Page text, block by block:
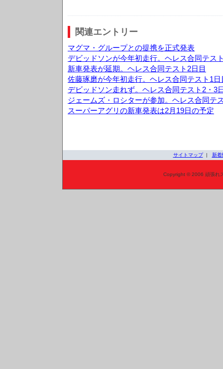
関連エントリー
マグマ・グループとの提携を正式発表
デビッドソンが今年初走行。ヘレス合同テス
新車発表が延期。ヘレス合同テスト2日目
佐藤琢磨が今年初走行。ヘレス合同テスト1日
デビッドソン走れず。ヘレス合同テスト2・3
ジェームズ・ロシターが参加。ヘレス合同テ
スーパーアグリの新車発表は2月19日の予定
サイトマップ| 新着
Copyright © 2006 頑張れ